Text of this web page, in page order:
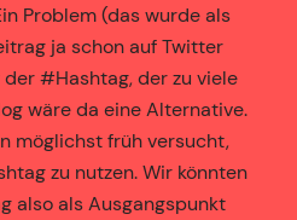
Problem (das wurde als
ja schon auf Twitter
#Hashtag, der zu viele
wäre da eine Alternative.
möglichst früh versucht,
zu nutzen. Wir könnten
also als Ausgangspunkt